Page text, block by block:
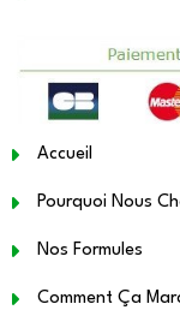
Accueil
Pourquoi Nous
Nos Formules
Comment Ça